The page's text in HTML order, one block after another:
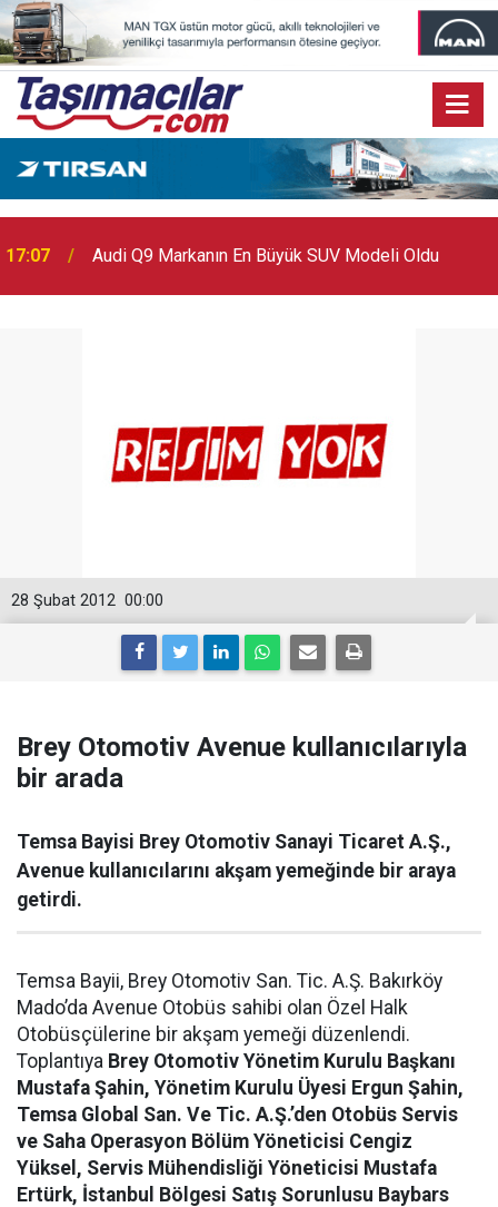
17:03 Toyota Otomotiv Sanayi Türkiye Üretime Ara Veriyor
00:00
28 Şubat 2012
Brey Otomotiv Avenue kullanıcılarıyla
bir arada
Temsa Bayisi Brey Otomotiv Sanayi Ticaret A.Ş.,
Avenue kullanıcılarını akşam yemeğinde bir araya
getirdi.
Temsa Bayii, Brey Otomotiv San. Tic. A.Ş. Bakırköy
Mado’da Avenue Otobüs sahibi olan Özel Halk
Otobüsçülerine bir akşam yemeği düzenlendi.
Toplantıya Brey Otomotiv Yönetim Kurulu Başkanı
Mustafa Şahin, Yönetim Kurulu Üyesi Ergun Şahin,
Temsa Global San. Ve Tic. A.Ş.’den Otobüs Servis
ve Saha Operasyon Bölüm Yöneticisi Cengiz
Yüksel, Servis Mühendisliği Yöneticisi Mustafa
Ertürk, İstanbul Bölgesi Satış Sorunlusu Baybars